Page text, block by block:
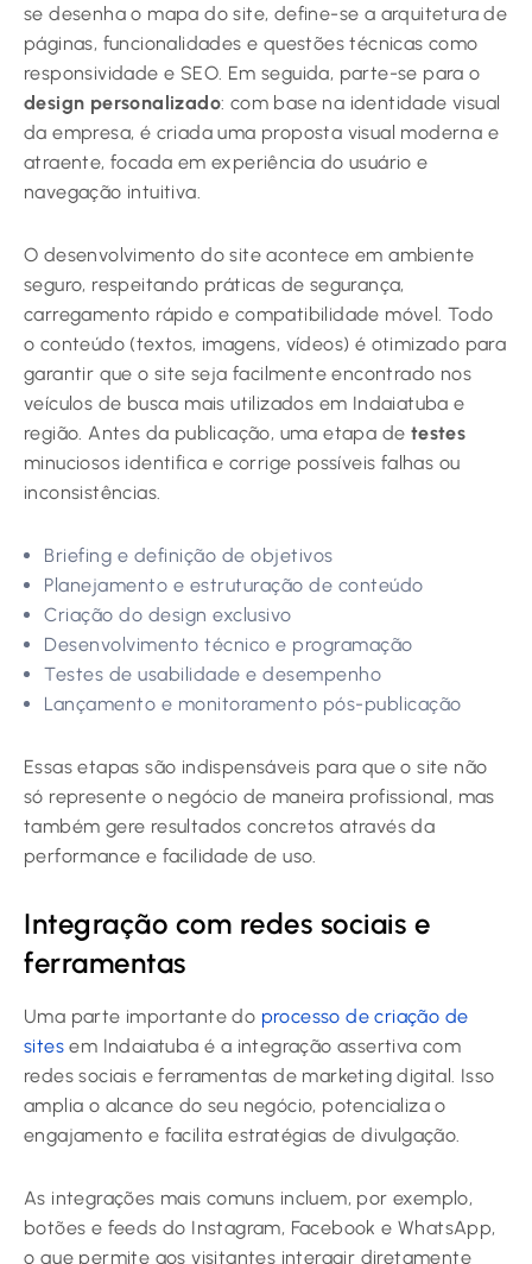
se desenha o mapa do site, define-se a arquitetura de
páginas, funcionalidades e questões técnicas como
responsividade e SEO. Em seguida, parte-se para o
design personalizado: com base na identidade visual
da empresa, é criada uma proposta visual moderna e
atraente, focada em experiência do usuário e
navegação intuitiva.
O desenvolvimento do site acontece em ambiente
seguro, respeitando práticas de segurança,
carregamento rápido e compatibilidade móvel. Todo
o conteúdo (textos, imagens, vídeos) é otimizado para
garantir que o site seja facilmente encontrado nos
veículos de busca mais utilizados em Indaiatuba e
região. Antes da publicação, uma etapa de testes
minuciosos identifica e corrige possíveis falhas ou
inconsistências.
Briefing e definição de objetivos
Planejamento e estruturação de conteúdo
Criação do design exclusivo
Desenvolvimento técnico e programação
Testes de usabilidade e desempenho
Lançamento e monitoramento pós-publicação
Essas etapas são indispensáveis para que o site não
só represente o negócio de maneira profissional, mas
também gere resultados concretos através da
performance e facilidade de uso.
Integração com redes sociais e
ferramentas
Uma parte importante do processo de criação de
sites em Indaiatuba é a integração assertiva com
redes sociais e ferramentas de marketing digital. Isso
amplia o alcance do seu negócio, potencializa o
engajamento e facilita estratégias de divulgação.
As integrações mais comuns incluem, por exemplo,
botões e feeds do Instagram, Facebook e WhatsApp,
o que permite aos visitantes interagir diretamente